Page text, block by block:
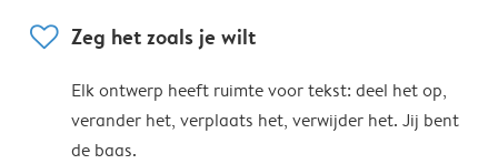
heart Zeg het zoals je wilt
Elk ontwerp heeft ruimte voor tekst: deel het op,
verander het, verplaats het, verwijder het. Jij bent
de baas.